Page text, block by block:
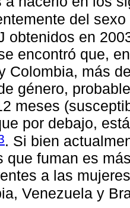
del sexo
obtenidos en
encontró que,
Colombia, más
género,
meses
por debajo,
. Si bien
que fuman es
a las
Venezuela y